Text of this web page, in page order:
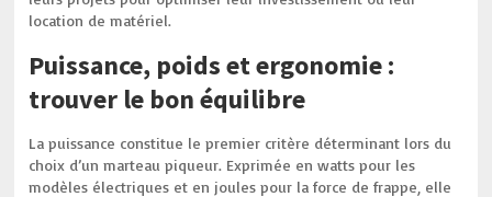
location de matériel.
Puissance, poids et ergonomie :
trouver le bon équilibre
La puissance constitue le premier critère déterminant lors du
choix d’un marteau piqueur. Exprimée en watts pour les
modèles électriques et en joules pour la force de frappe, elle